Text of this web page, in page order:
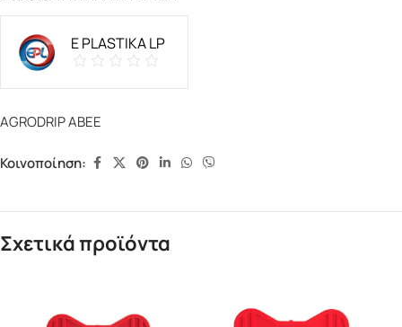
E PLASTIKA LP
AGRODRIP ΑΒΕΕ
Κοινοποίηση:
Σχετικά προϊόντα